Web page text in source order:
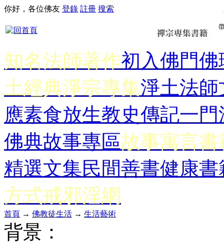
你好，各位佛友 登錄 註冊 搜索
知名法師著作初入佛門佛
土經典淨宗專集淨土法師
應素食放生教史傳記一門
佛典故事專區故事寓言書
精選文集民間善書健康書
方式戒邪淫網
首頁 → 佛教徒生活 → 生活藝術
背景：